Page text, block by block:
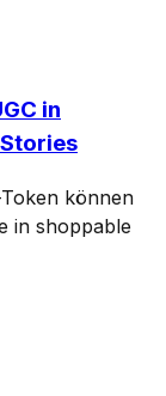
in
können
in shoppable